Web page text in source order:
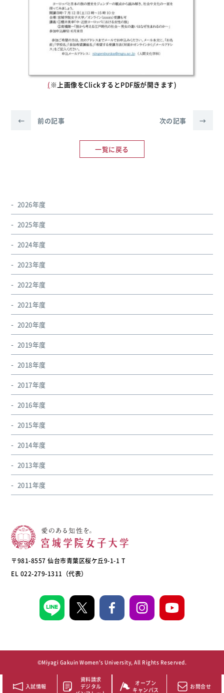
( ※上画像をClickするとPDF版が開きます)
← 前の記事
一覧に戻る
次の記事 →
2026年度
2025年度
2024年度
2023年度
2022年度
2021年度
2020年度
2019年度
2018年度
2017年度
2016年度
2015年度
2014年度
2013年度
2011年度
〒981-8557 仙台市青葉区桜ケ丘9-1-1 T
EL 022-279-1311（代表）
©Miyagi Gakuin Women's University, All Rights Reserved.
入試情報
資料請求
デジタル
オープン
キャンパス
お問合せ